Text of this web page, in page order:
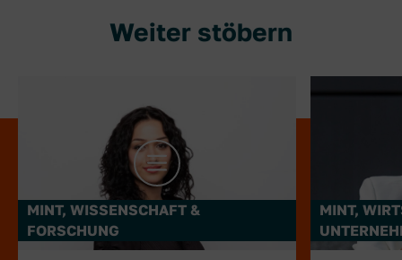
Weiter stöbern
MINT, WISSENSCHAFT &
FORSCHUNG
MINT,